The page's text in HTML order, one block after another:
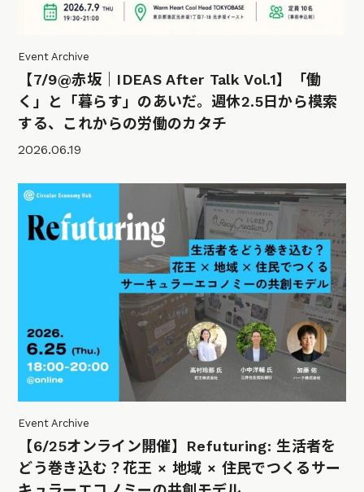
Event Archive
【7/9@赤坂｜IDEAS After Talk Vol.1】「働
く」と「暮らす」のあいだ。週休2.5日から模索
する、これからの労働のカタチ
2026.06.19
Event Archive
【6/25オンライン開催】Refuturing: 生活者を
どう巻き込む？花王 × 地域 × 住民でつくるサー